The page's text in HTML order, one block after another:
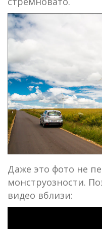
Даже это фото не
монструозности.
видео вблизи: